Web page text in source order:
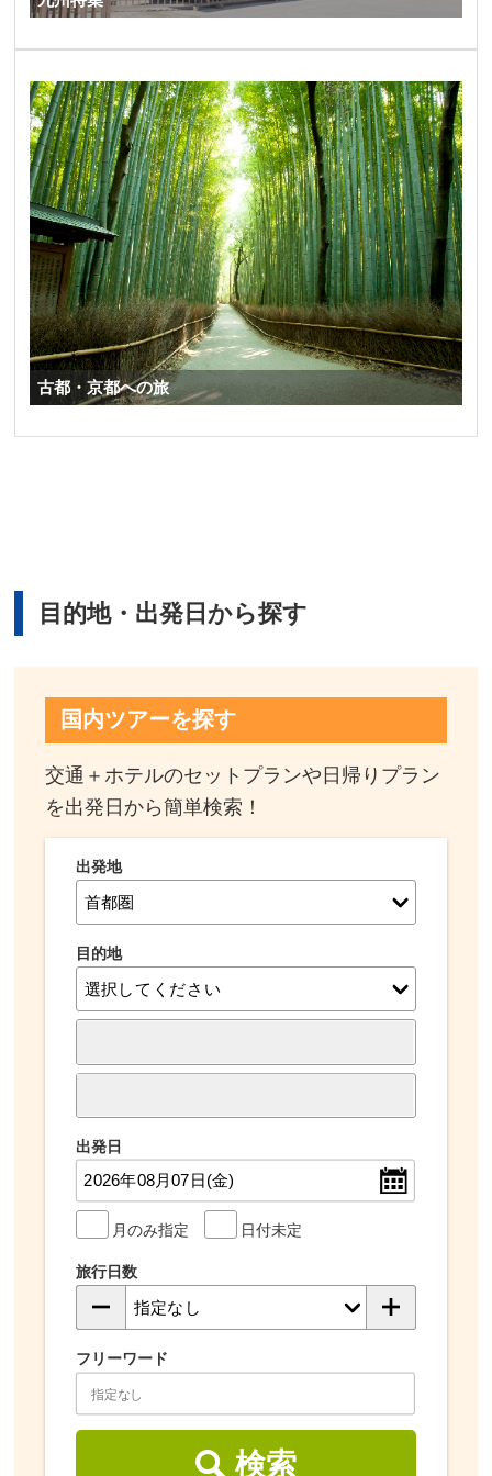
古都・京都への旅
目的地・出発日から探す
国内ツアーを探す
交通＋ホテルのセットプランや日帰りプラン
を出発日から簡単検索！
出発地
目的地
出発日
月のみ指定 日付未定
旅行日数
フリーワード
検索